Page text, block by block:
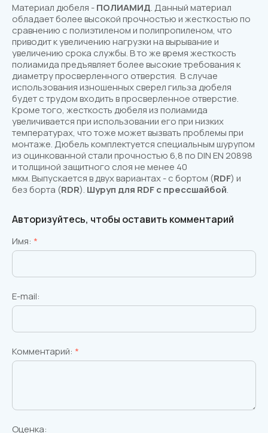
Материал дюбеля -ПОЛИАМИД. Данный материал
обладает более высокой прочностью и жесткостью по
сравнению с полиэтиленом и полипропиленом, что
приводит к увеличению нагрузки на вырывание и
увеличению срока службы. В то же время жесткость
полиамида предъявляет более высокие требования к
диаметру просверленного отверстия. В случае
использования изношенных сверел гильза дюбеля
будет с трудом входить в просверленное отверстие.
Кроме того, жесткость дюбеля из полиамида
увеличивается при использовании его при низких
температурах, что тоже может вызвать проблемы при
монтаже. Дюбель комплектуется специальным шурупом
из оцинкованной стали прочностью 6,8 по DIN EN 20898
и толщиной защитного слоя не менее 40
мкм. Выпускается в двух вариантах - с бортом (RDF) и
без борта (RDR). Шуруп для RDF с прессшайбой.
Авторизуйтесь, чтобы оставить комментарий
Имя: *
E-mail:
Комментарий: *
Оценка: